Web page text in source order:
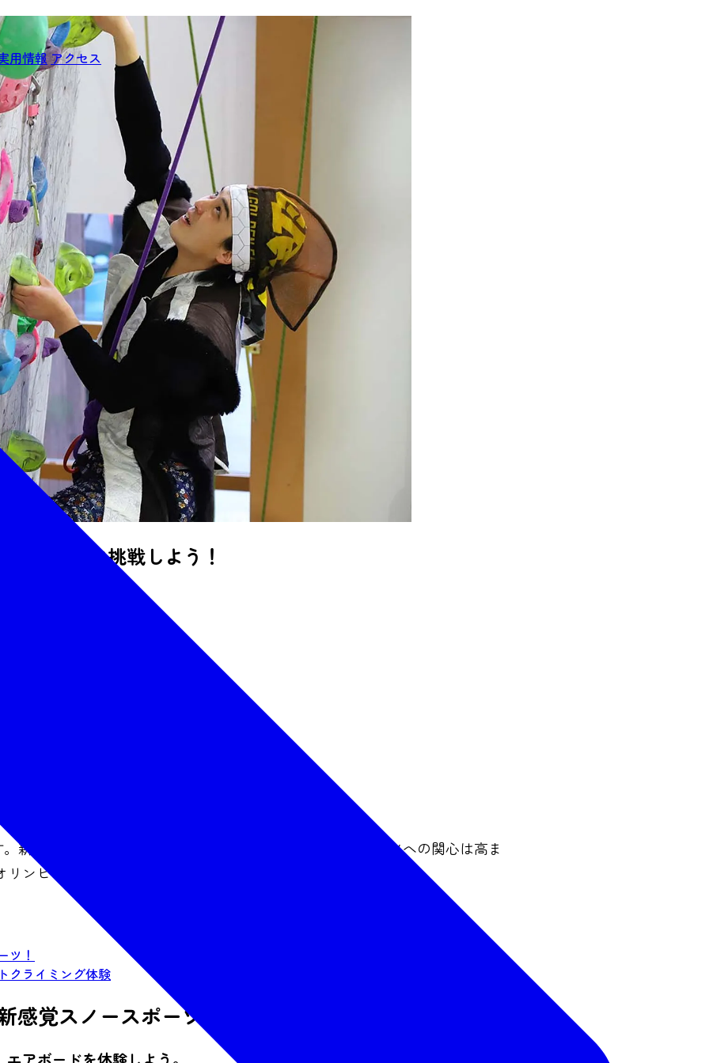
用情報アクセス
い体験に挑戦しよう！
新しい種目の採用や、それらの日本人選手の活躍でスポーツへの関心は高ま
ンピック種目や話題のニュースポーツに挑戦します。
ツ！
クライミング体験
覚スノースポーツ！
アボードを体験しよう。